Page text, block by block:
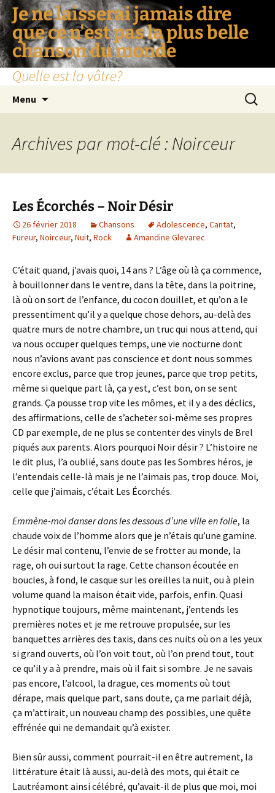
Je ne laisserai jamais dire
que ce n'est pas la plus belle
chanson du monde
Quelle est la vôtre?
Menu
Archives par mot-clé : Noirceur
Les Écorchés – Noir Désir
26 février 2018 Chansons Adolescence, Cantat,
Fureur, Noirceur, Nuit, Rock Amandine Glevarec
C’était quand, j’avais quoi, 14 ans ? L’âge où là ça commence,
à bouillonner dans le ventre, dans la tête, dans la poitrine,
là où on sort de l’enfance, du cocon douillet, et qu’on a le
pressentiment qu’il y a quelque chose dehors, au-delà des
quatre murs de notre chambre, un truc qui nous attend, qui
va nous occuper quelques temps, une vie nocturne dont
nous n’avions avant pas conscience et dont nous sommes
encore exclus, parce que trop jeunes, parce que trop petits,
même si quelque part là, ça y est, c’est bon, on se sent
grands. Ça pousse trop vite les mômes, et il y a des déclics,
des affirmations, celle de s’acheter soi-même ses propres
CD par exemple, de ne plus se contenter des vinyls de Brel
piqués aux parents. Alors pourquoi Noir désir ? L’histoire ne
le dit plus, l’a oublié, sans doute pas les Sombres héros, je
l’entendais celle-là mais je ne l’aimais pas, trop douce. Moi,
celle que j’aimais, c’était Les Écorchés.
Emmène-moi danser dans les dessous d’une ville en folie, la
chaude voix de l’homme alors que je n’étais qu’une gamine.
Le désir mal contenu, l’envie de se frotter au monde, la
rage, oh oui surtout la rage. Cette chanson écoutée en
boucles, à fond, le casque sur les oreilles la nuit, ou à plein
volume quand la maison était vide, parfois, enfin. Quasi
hypnotique toujours, même maintenant, j’entends les
premières notes et je me retrouve propulsée, sur les
banquettes arrières des taxis, dans ces nuits où on a les yeux
si grand ouverts, où l’on voit tout, où l’on prend tout, tout
ce qu’il y a à prendre, mais où il fait si sombre. Je ne savais
pas encore, l’alcool, la drague, ces moments où tout
dérape, mais quelque part, sans doute, ça me parlait déjà,
ça m’attirait, un nouveau champ des possibles, une quête
effrénée qui ne demandait qu’à exister.
Bien sûr aussi, comment pourrait-il en être autrement, la
littérature était là aussi, au-delà des mots, qui était ce
Lautréamont ainsi célébré, qu’avait-il de plus que moi, moi